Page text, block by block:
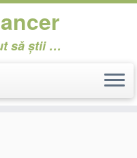
să știi …